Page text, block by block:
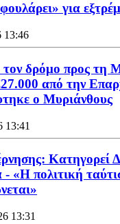
για
13:46
τον δρόμο προς τη
από την
ο Μυριάνθους
13:41
- «Η πολιτική
13:31